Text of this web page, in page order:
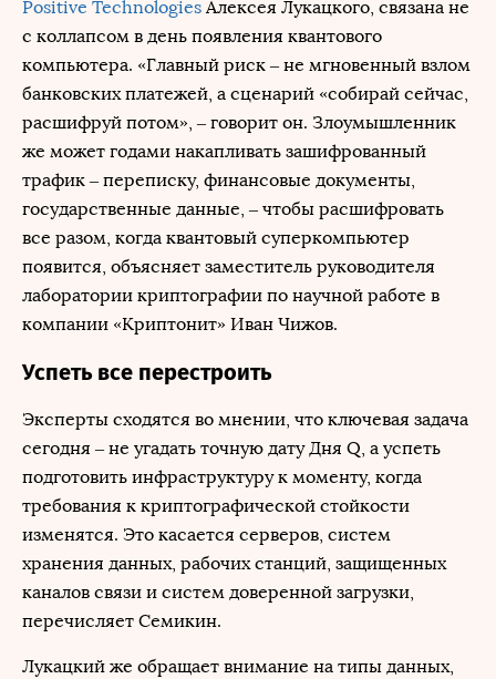
Positive Technologies Алексея Лукацкого, связана не
с коллапсом в день появления квантового
компьютера. «Главный риск – не мгновенный взлом
банковских платежей, а сценарий «собирай сейчас,
расшифруй потом», – говорит он. Злоумышленник
же может годами накапливать зашифрованный
трафик – переписку, финансовые документы,
государственные данные, – чтобы расшифровать
все разом, когда квантовый суперкомпьютер
появится, объясняет заместитель руководителя
лаборатории криптографии по научной работе в
компании «Криптонит» Иван Чижов.
Успеть все перестроить
Эксперты сходятся во мнении, что ключевая задача
сегодня – не угадать точную дату Дня Q, а успеть
подготовить инфраструктуру к моменту, когда
требования к криптографической стойкости
изменятся. Это касается серверов, систем
хранения данных, рабочих станций, защищенных
каналов связи и систем доверенной загрузки,
перечисляет Семикин.
Лукацкий же обращает внимание на типы данных,